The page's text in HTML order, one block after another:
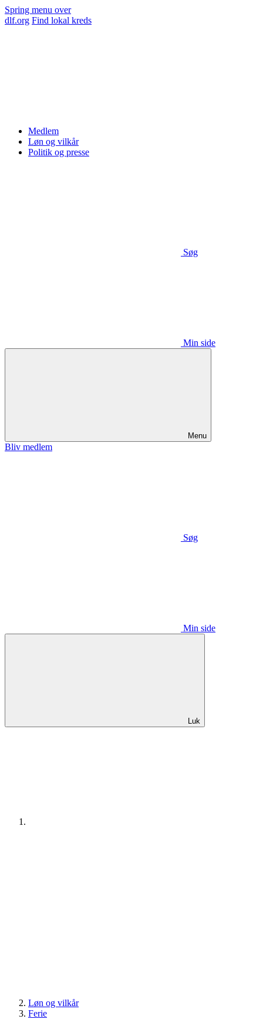
Spring menu over
dlf.org Find lokal kreds
Medlem
Løn og vilkår
Politik og presse
Søg
Min side
Menu
Bliv medlem
Søg
Min side
Luk
Løn og vilkår
Ferie